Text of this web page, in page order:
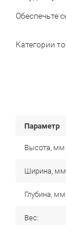
Обеспечьте
Категории
Параметр
Высота, мм
Ширина, мм
Глубина, мм
Вес: